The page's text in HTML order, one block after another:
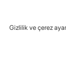
Gizlilik ve çerez